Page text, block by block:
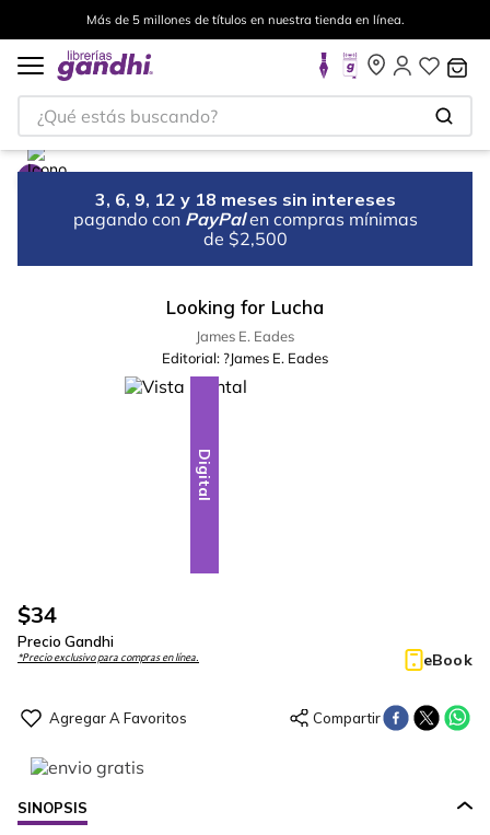
Más de 5 millones de títulos en nuestra tienda en línea.
¿Qué estás buscando?
3, 6, 9, 12 y 18 meses sin intereses
pagando con PayPal en compras mínimas
de $2,500
Looking for Lucha
James E. Eades
Editorial: ?James E. Eades
Digital
$34
Precio Gandhi
*Precio exclusivo para compras en línea. eBook
SINOPSIS